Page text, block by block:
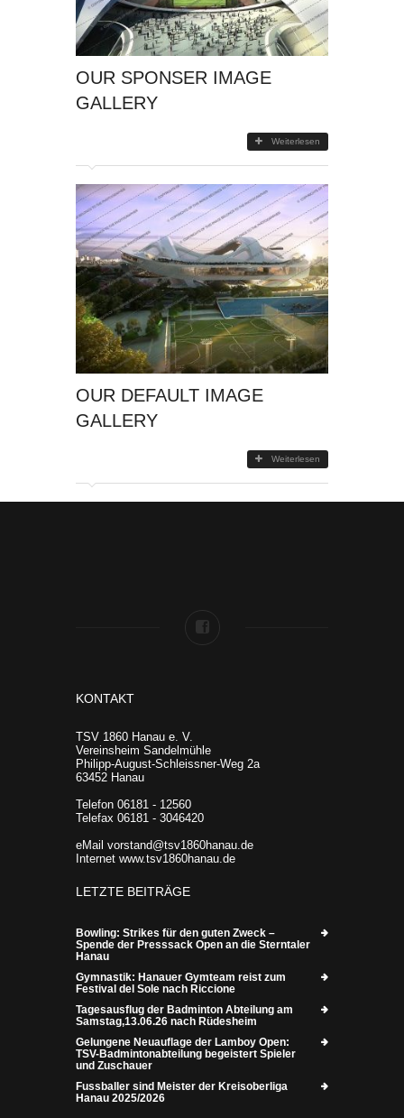
OUR SPONSER IMAGE
GALLERY
Weiterlesen
OUR DEFAULT IMAGE
GALLERY
Weiterlesen
KONTAKT
TSV 1860 Hanau e. V.
Vereinsheim Sandelmühle
Philipp-August-Schleissner-Weg 2a
63452 Hanau
Telefon 06181 - 12560
Telefax 06181 - 3046420
eMail vorstand@tsv1860hanau.de
Internet www.tsv1860hanau.de
LETZTE BEITRÄGE
Bowling: Strikes für den guten Zweck –
Spende der Presssack Open an die Sterntaler
Hanau
Gymnastik: Hanauer Gymteam reist zum
Festival del Sole nach Riccione
Tagesausflug der Badminton Abteilung am
Samstag,13.06.26 nach Rüdesheim
Gelungene Neuauflage der Lamboy Open:
TSV-Badmintonabteilung begeistert Spieler
und Zuschauer
Fussballer sind Meister der Kreisoberliga
Hanau 2025/2026